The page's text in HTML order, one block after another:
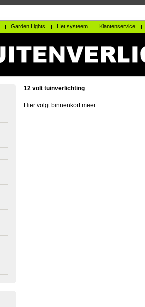
Garden Lights Het systeem Klantenservice
12 volt tuinverlichting
Hier volgt binnenkort meer...